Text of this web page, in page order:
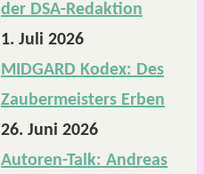
der DSA-Redaktion
1. Juli 2026
MIDGARD Kodex: Des
Zaubermeisters Erben
26. Juni 2026
Autoren-Talk: Andreas